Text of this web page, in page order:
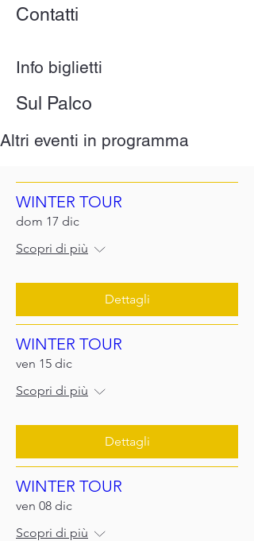
Contatti
Info biglietti
Sul Palco
Altri eventi in programma
WINTER TOUR
dom 17 dic
Scopri di più
Dettagli
WINTER TOUR
ven 15 dic
Scopri di più
Dettagli
WINTER TOUR
ven 08 dic
Scopri di più